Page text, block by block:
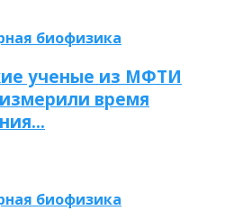
биофизика
ученые из МФТИ
время
биофизика